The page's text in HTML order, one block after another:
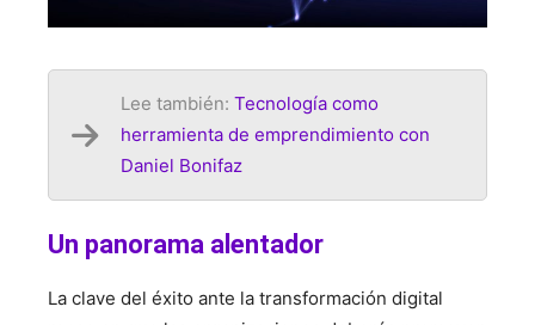
Lee también: Tecnología como
herramienta de emprendimiento con
Daniel Bonifaz
Un panorama alentador
La clave del éxito ante la transformación digital